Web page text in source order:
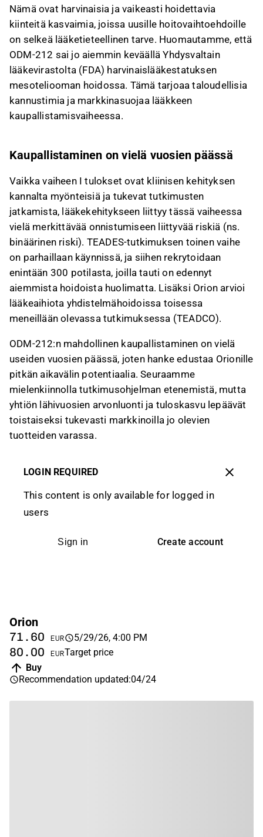
Nämä ovat harvinaisia ja vaikeasti hoidettavia
kiinteitä kasvaimia, joissa uusille hoitovaihtoehdoille
on selkeä lääketieteellinen tarve. Huomautamme, että
ODM-212 sai jo aiemmin keväällä Yhdysvaltain
lääkevirastolta (FDA) harvinaislääkestatuksen
mesoteliooman hoidossa. Tämä tarjoaa taloudellisia
kannustimia ja markkinasuojaa lääkkeen
kaupallistamisvaiheessa.
Kaupallistaminen on vielä vuosien päässä
Vaikka vaiheen I tulokset ovat kliinisen kehityksen
kannalta myönteisiä ja tukevat tutkimusten
jatkamista, lääkekehitykseen liittyy tässä vaiheessa
vielä merkittävää onnistumiseen liittyvää riskiä (ns.
binäärinen riski). TEADES-tutkimuksen toinen vaihe
on parhaillaan käynnissä, ja siihen rekrytoidaan
enintään 300 potilasta, joilla tauti on edennyt
aiemmista hoidoista huolimatta. Lisäksi Orion arvioi
lääkeaihiota yhdistelmähoidoissa toisessa
meneillään olevassa tutkimuksessa (TEADCO).
ODM-212:n mahdollinen kaupallistaminen on vielä
useiden vuosien päässä, joten hanke edustaa Orionille
pitkän aikavälin potentiaalia. Seuraamme
mielenkiinnolla tutkimusohjelman etenemistä, mutta
yhtiön lähivuosien arvonluonti ja tuloskasvu lepäävät
toistaiseksi tukevasti markkinoilla jo olevien
tuotteiden varassa.
LOGIN REQUIRED
This content is only available for logged in
users
Sign in Create account
Orion
71.60 EUR 5/29/26, 4:00 PM
80.00 EURTarget price
Buy
Recommendation updated:04/24